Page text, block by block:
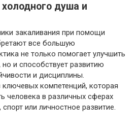
душа и
закаливания при помощи
все большую
не только помогает улучшить
и способствует развитию
и дисциплины.
компетенций, которая
человека в различных сферах
или личностное развитие.